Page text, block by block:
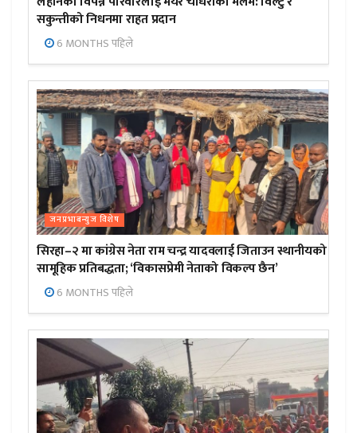
सकुन्तीको निधनमा राहत प्रदान
6 MONTHS पहिले
जनप्रभाबन्युज विशेष
सिरहा–२ मा कांग्रेस नेता राम चन्द्र यादवलाई जिताउन स्थानीयको
सामूहिक प्रतिबद्धता; ‘विकासप्रेमी नेताको विकल्प छैन’
6 MONTHS पहिले